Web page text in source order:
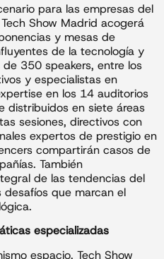
para las empresas del
Show Madrid acogerá
y mesas de
de la tecnología y
350 speakers, entre los
y especialistas en
en los 14 auditorios
distribuidos en siete áreas
sesiones, directivos con
expertos de prestigio en
compartirán casos de
También
de las tendencias del
que marcan el
especializadas
espacio, Tech Show